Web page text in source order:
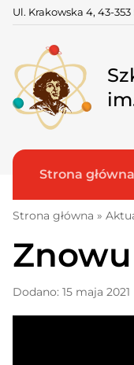
Skip
content
Ul. Krakowska 4, 43-
Strona główna
Strona główna »
Dodano: 15 maja 2021